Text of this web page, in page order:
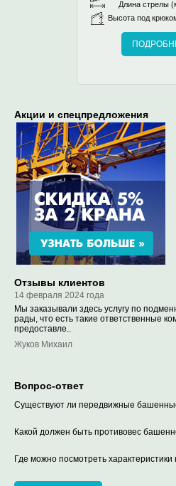
Акции и спецпредложения
Отзывы клиентов
14 февраля 2024 года
Мы заказывали здесь услугу по
рады, что есть такие ответственные
предоставле..
Жуков Михаил
Вопрос-ответ
Существуют ли передвижные
Какой должен быть противовес
Где можно посмотреть
Длина стрелы
Высота под